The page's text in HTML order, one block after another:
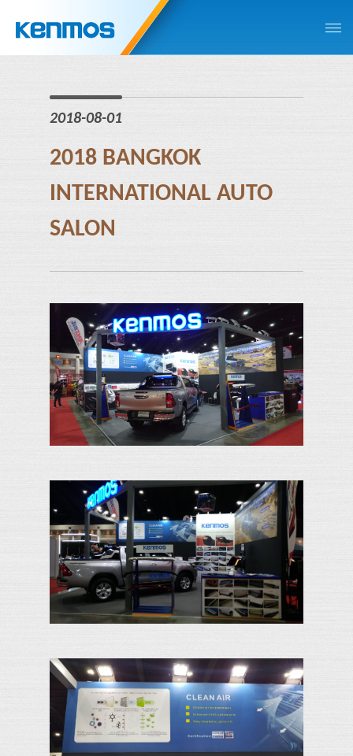
2018-08-01
2018 BANGKOK
INTERNATIONAL AUTO
SALON